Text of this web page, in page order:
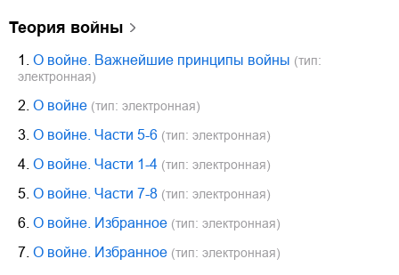
теория войны
1. О войне. Важнейшие принципы войны (тип:
электронная)
2. О войне (тип: электронная)
3. О войне. Части 5-6 (тип: электронная)
4. О войне. Части 1-4 (тип: электронная)
5. О войне. Части 7-8 (тип: электронная)
6. О войне. Избранное (тип: электронная)
7. О войне. Избранное (тип: электронная)